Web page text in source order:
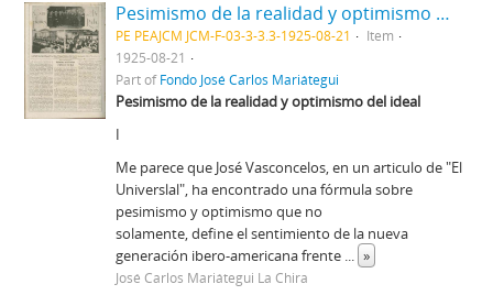
Pesimismo de la realidad y optimismo del ideal [Recorte de prensa]
PE PEAJCM JCM-F-03-3-3.3-1925-08-21
Item
1925-08-21
Part ofFondo José Carlos Mariátegui
Pesimismo de la realidad y optimismo del ideal
I
Me parece que José Vasconcelos, en un articulo de "El
Universlal", ha encontrado una fórmula sobre
pesimismo y optimismo que no
solamente, define el sentimiento de la nueva
generación ibero-americana frente ... »
José Carlos Mariátegui La Chira